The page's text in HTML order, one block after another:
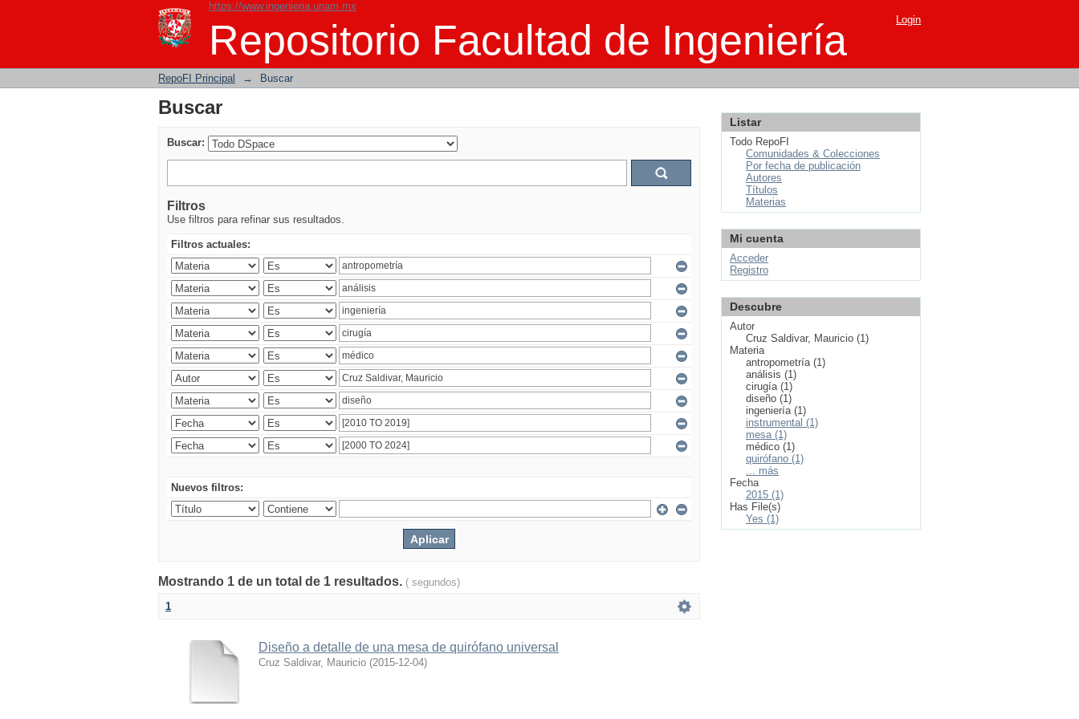
https://www.ingenieria.unam.mx
Repositorio Facultad de Ingeniería
Buscar Login
RepoFI Principal → Buscar
Buscar
Buscar:
Filtros
Use filtros para refinar sus resultados.
Filtros actuales:
Nuevos filtros:
Mostrando 1 de un total de 1 resultados. ( segundos)
1
Diseño a detalle de una mesa de quirófano universal
Cruz Saldivar, Mauricio (2015-12-04)
Listar
Todo RepoFI
Comunidades & Colecciones
Por fecha de publicación
Autores
Títulos
Materias
Mi cuenta
Acceder
Registro
Descubre
Autor
Cruz Saldivar, Mauricio (1)
Materia
antropometría (1)
análisis (1)
cirugía (1)
diseño (1)
ingeniería (1)
instrumental (1)
mesa (1)
médico (1)
quirófano (1)
... más
Fecha
2015 (1)
Has File(s)
Yes (1)